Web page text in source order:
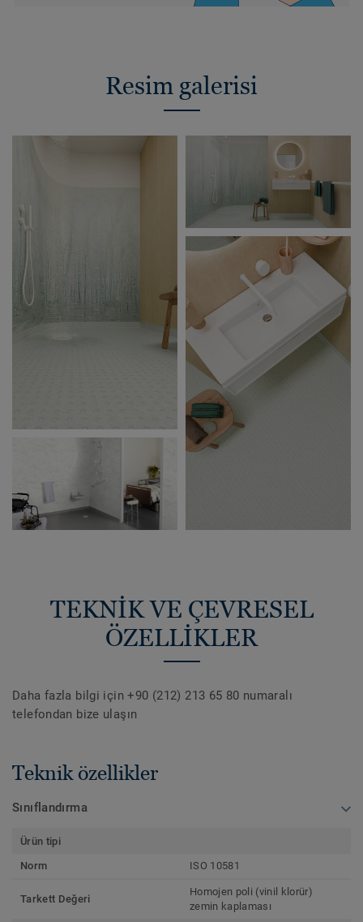
Resim galerisi
TEKNİK VE ÇEVRESEL
ÖZELLİKLER
Daha fazla bilgi için +90 (212) 213 65 80 numaralı
telefondan bize ulaşın
Teknik özellikler
Sınıflandırma
Ürün tipi
Norm
ISO 10581
Tarkett Değeri
Homojen poli (vinil klorür)
zemin kaplaması